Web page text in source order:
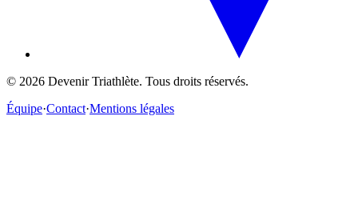
© 2026 Devenir Triathlète. Tous droits réservés.
Équipe·Contact·Mentions légales